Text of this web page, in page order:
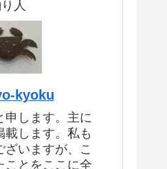
人
kyoku
申します。主に
載します。私も
ざいますが、こ
ことをここに全